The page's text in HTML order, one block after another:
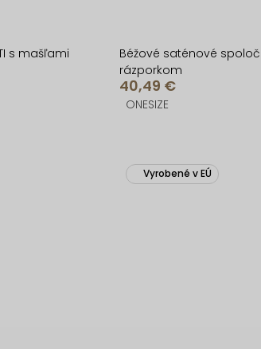
s mašľami
Béžové saténové
rázporkom
40,49 €
ONESIZE
Vyrobené v EÚ